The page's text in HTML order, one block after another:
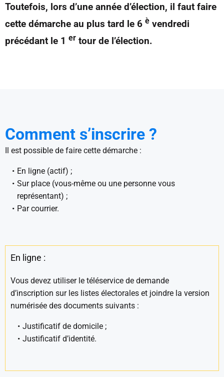
Toutefois, lors d’une année d’élection, il faut faire
cette démarche au plus tard le 6 è vendredi
précédant le 1 er tour de l’élection.
Comment s’inscrire ?
Il est possible de faire cette démarche :
En ligne (actif) ;
Sur place (vous-même ou une personne vous
représentant) ;
Par courrier.
En ligne :
Vous devez utiliser le téléservice de demande
d’inscription sur les listes électorales et joindre la version
numérisée des documents suivants :
Justificatif de domicile ;
Justificatif d’identité.